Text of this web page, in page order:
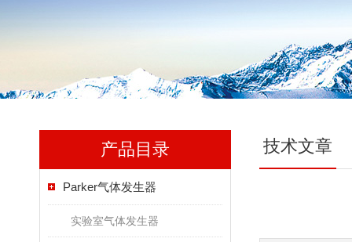
产品目录
Parker气体发生器
实验室气体发生器
技术文章